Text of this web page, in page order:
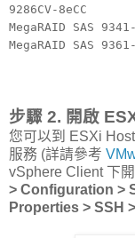
9286CV-8eCC
MegaRAID SAS
MegaRAID SAS
步驟 2. 開啟
您可以到 ESXi
服務 (詳請參考
vSphere Client 下
> Configuration >
Properties > SSH